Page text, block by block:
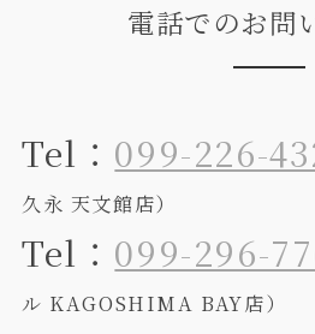
電話でのお問
Tel： 099-226-
久永 天文館店）
Tel： 099-296-
ル KAGOSHIMA BAY店）